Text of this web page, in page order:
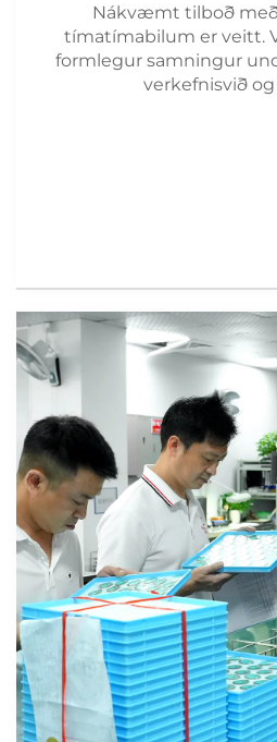
Nákvæmt tilboð
tímatímabilum er veitt.
formlegur samningur
verkefnisvið